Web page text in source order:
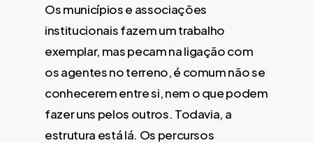
Os municípios e associações
institucionais fazem um trabalho
exemplar, mas pecam na ligação com
os agentes no terreno, é comum não se
conhecerem entre si, nem o que podem
fazer uns pelos outros. Todavia, a
estrutura está lá. Os percursos